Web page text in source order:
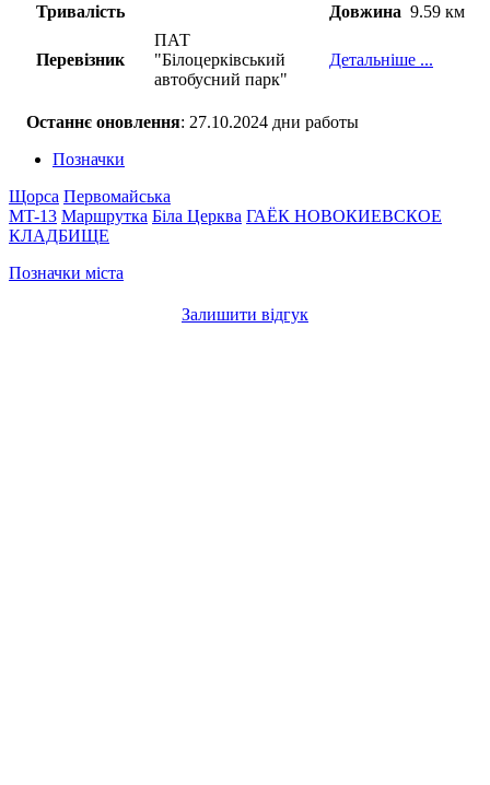
Тривалість Довжина 9.59 км
Перевізник
ПАТ
"Білоцерківський
автобусний парк"
Детальніше ...
Останнє оновлення: 27.10.2024 дни работы
Позначки
Щорса Первомайська
MT-13 Маршрутка Біла Церква ГАЁК НОВОКИЕВСКОЕ
КЛАДБИЩЕ
Позначки міста
Залишити відгук